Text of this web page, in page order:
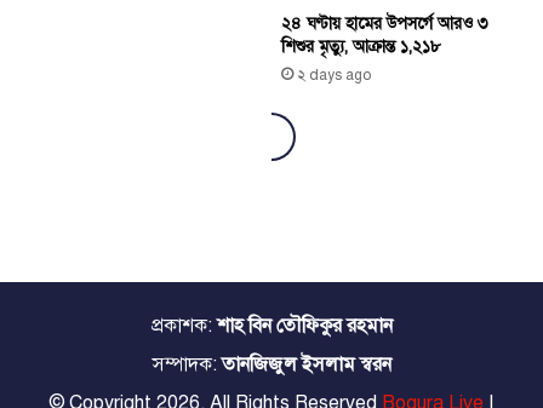
প্রকাশক:শাহ বিন তৌফিকুর রহমান
সম্পাদক:তানজিজুল ইসলাম স্বরন